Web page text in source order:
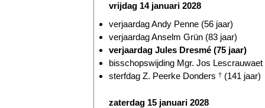
vrijdag 14 januari 2028
verjaardag Andy Penne (56 jaar)
verjaardag Anselm Grün (83 jaar)
verjaardag Jules Dresmé (75 jaar)
bisschopswijding Mgr. Jos Lescrauwaet
sterfdag Z. Peerke Donders † (141 jaar)
zaterdag 15 januari 2028